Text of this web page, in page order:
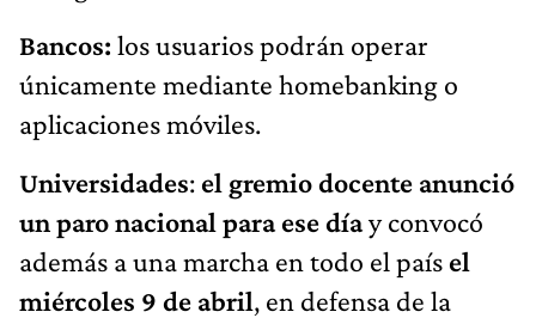
Bancos: los usuarios podrán operar
únicamente mediante homebanking o
aplicaciones móviles.
Universidades: el gremio docente anunció
un paro nacional para ese díay convocó
además a una marcha en todo el país el
miércoles 9 de abril, en defensa de la